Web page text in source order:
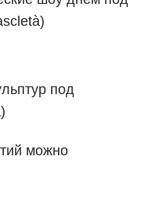
под
можно